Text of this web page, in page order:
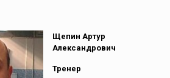
Щепин Артур
Александрович
Тренер